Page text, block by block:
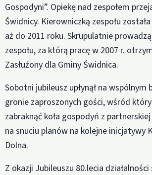
Gospodyni”. Opiekę nad zespołem
Świdnicy. Kierowniczką zespołu
aż do 2011 roku. Skrupulatnie
zespołu, za którą pracę w 2007 r.
Zasłużony dla Gminy Świdnica.
Sobotni jubileusz upłynął na wspólnym
gronie zaproszonych gości, wśród
zabraknąć koła gospodyń z
na snuciu planów na kolejne inicjatywy
Dolna.
Z okazji Jubileuszu 80.lecia działalności